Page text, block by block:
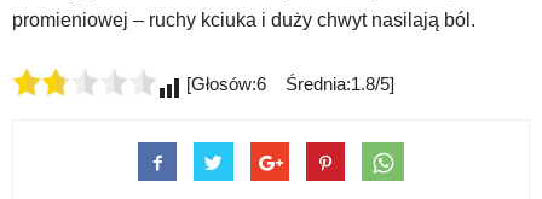
promieniowej – ruchy kciuka i duży chwyt nasilają ból.
[Głosów:6 Średnia:1.8/5]